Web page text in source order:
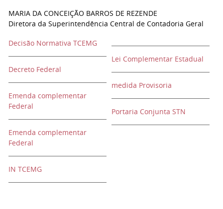
MARIA DA CONCEIÇÃO BARROS DE REZENDE
Diretora da Superintendência Central de Contadoria Geral
Decisão Normativa TCEMG
Decreto Federal
Emenda complementar
Federal
Emenda complementar
Federal
IN TCEMG
Lei Complementar Estadual
medida Provisoria
Portaria Conjunta STN